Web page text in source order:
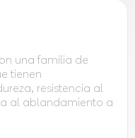
una familia de
tienen
resistencia al
al ablandamiento a